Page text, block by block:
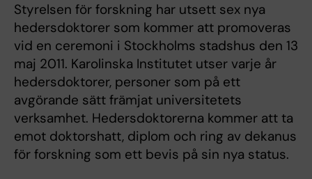
Styrelsen för forskning har utsett sex nya
hedersdoktorer som kommer att promoveras
vid en ceremoni i Stockholms stadshus den 13
maj 2011. Karolinska Institutet utser varje år
hedersdoktorer, personer som på ett
avgörande sätt främjat universitetets
verksamhet. Hedersdoktorerna kommer att ta
emot doktorshatt, diplom och ring av dekanus
för forskning som ett bevis på sin nya status.